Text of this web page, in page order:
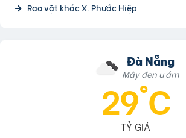
Rao vặt khác X. Phước Hiệp
Đà Nẵng
Mây đen u ám
29°C
TỶ GIÁ